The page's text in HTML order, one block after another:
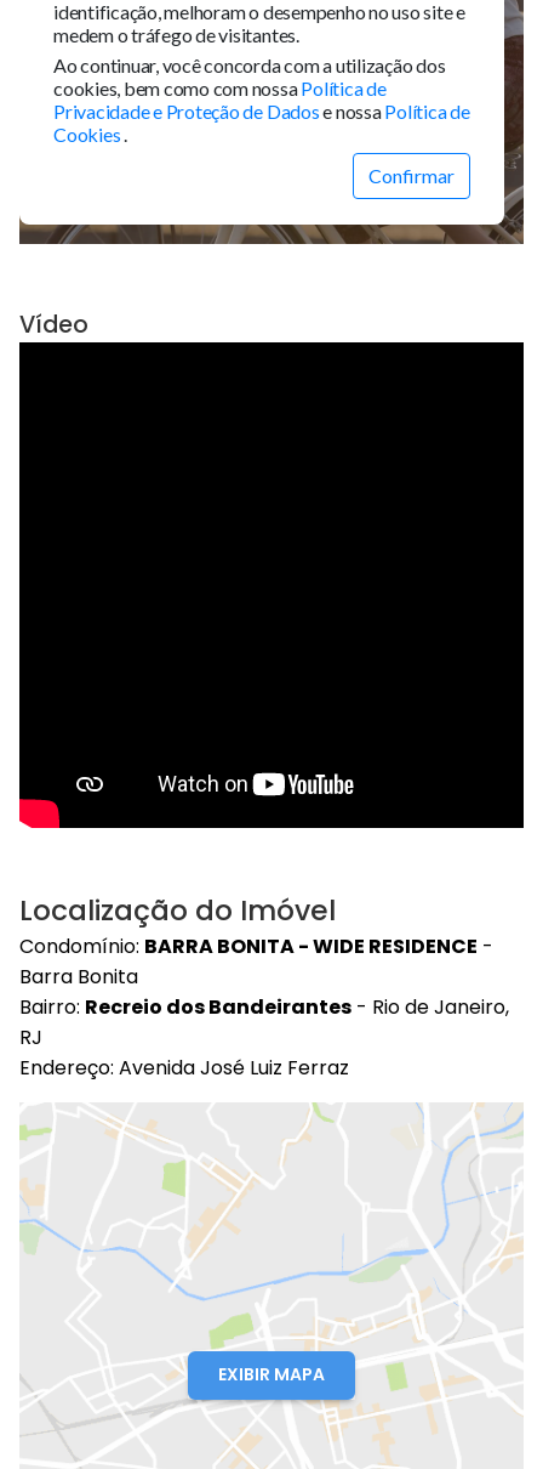
Vídeo
Localização do Imóvel
Condomínio: BARRA BONITA - WIDE RESIDENCE -
Barra Bonita
Bairro: Recreio dos Bandeirantes - Rio de Janeiro,
RJ
Endereço: Avenida José Luiz Ferraz
EXIBIR MAPA